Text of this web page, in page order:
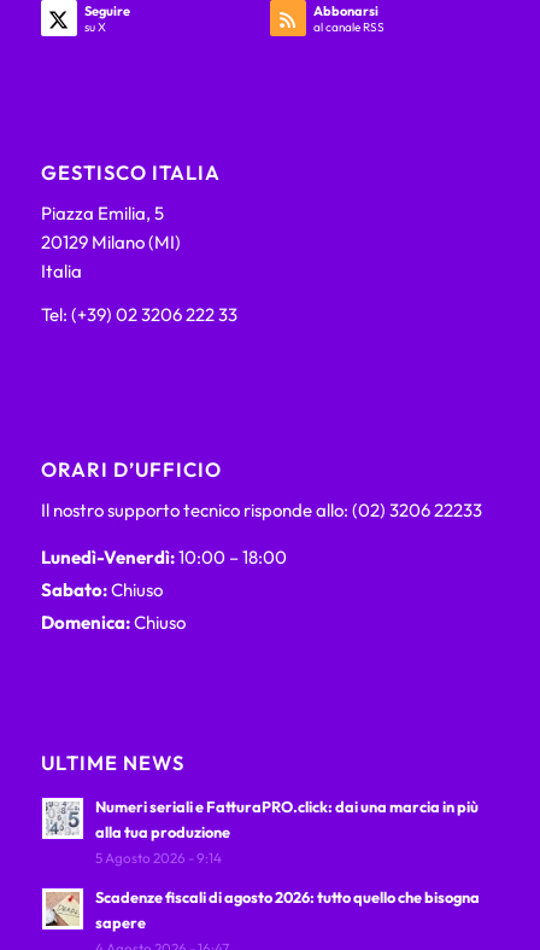
Seguire
su X
Abbonarsi
al canale RSS
GESTISCO ITALIA
Piazza Emilia, 5
20129 Milano (MI)
Italia
Tel: (+39) 02 3206 222 33
ORARI D’UFFICIO
Il nostro supporto tecnico risponde allo: (02) 3206 22233
Lunedì-Venerdì:10:00 – 18:00
Sabato:Chiuso
Domenica:Chiuso
ULTIME NEWS
Numeri seriali e FatturaPRO.click: dai una marcia in più
alla tua produzione
5 Agosto 2026 - 9:14
Scadenze fiscali di agosto 2026: tutto quello che bisogna
sapere